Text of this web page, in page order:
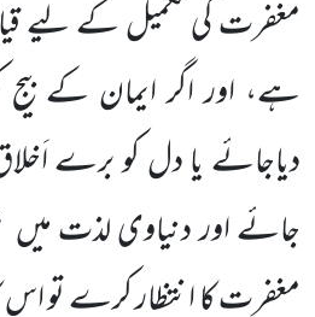
مغفرت کی تکمیل کے لیے
ہے، اور اگر ایمان کے بیج
دیاجائے یا دل کو برے
جائے اور دنیاوی لذت
مغفرت کا انتظار کرے تو اس